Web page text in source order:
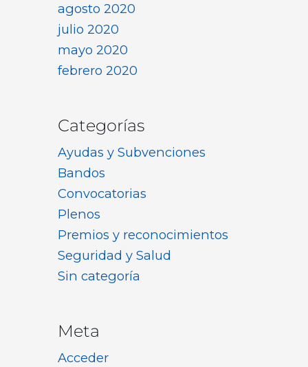
agosto 2020
julio 2020
mayo 2020
febrero 2020
Categorías
Ayudas y Subvenciones
Bandos
Convocatorias
Plenos
Premios y reconocimientos
Seguridad y Salud
Sin categoría
Meta
Acceder